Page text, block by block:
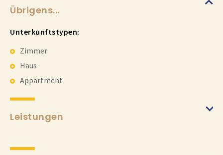
Übrigens...
Unterkunftstypen:
Zimmer
Haus
Appartment
Leistungen